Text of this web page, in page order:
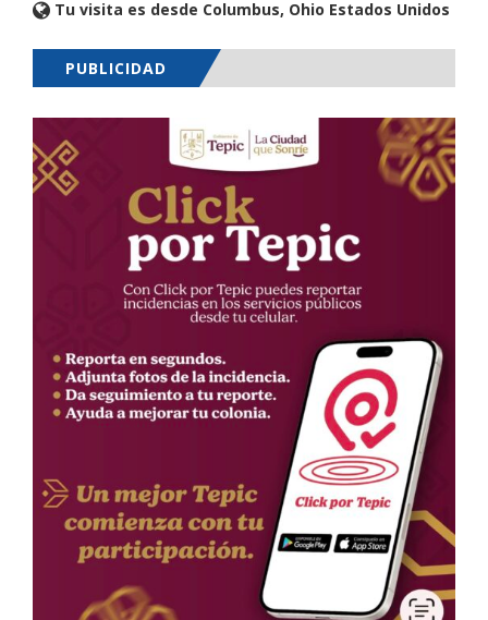
Tu visita es desde Columbus, Ohio Estados Unidos
PUBLICIDAD